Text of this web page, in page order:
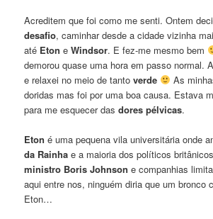
Acreditem que foi como me senti. Ontem
desafio, caminhar desde a cidade vizinha
até Eton eWindsor. E fez-me mesmo bem
demorou quase uma hora em passo normal.
e relaxei no meio de tantoverde
As
doridas mas foi por uma boa causa. Estava
para me esquecer dasdores pélvicas.
Eton é uma pequena vila universitária onde
da Rainha e a maioria dos políticos
ministro Boris Johnson e companhias
aqui entre nos, ninguém diria que um bronco
Eton…